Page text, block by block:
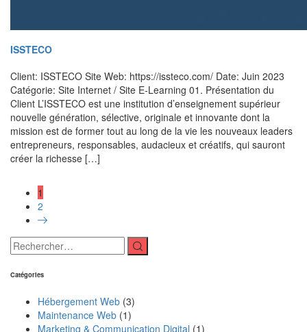
ISSTECO
Client: ISSTECO Site Web: https://issteco.com/ Date: Juin 2023
Catégorie: Site Internet / Site E-Learning 01. Présentation du
Client L’ISSTECO est une institution d’enseignement supérieur
nouvelle génération, sélective, originale et innovante dont la
mission est de former tout au long de la vie les nouveaux leaders
entrepreneurs, responsables, audacieux et créatifs, qui sauront
créer la richesse […]
1
2
Catégories
Hébergement Web (3)
Maintenance Web (1)
Marketing & Communication Digital (1)